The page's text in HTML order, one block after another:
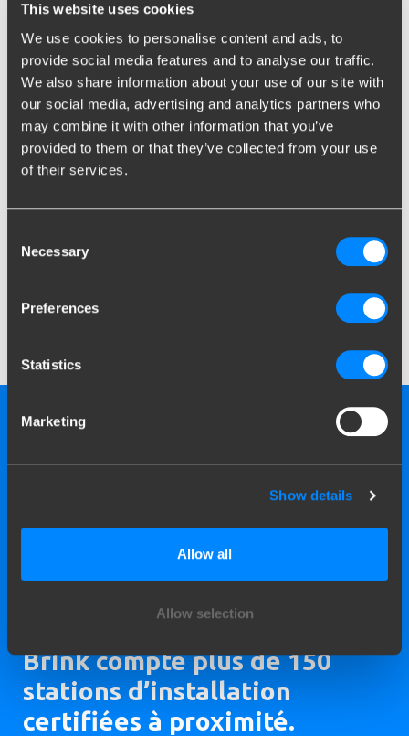
This website uses cookies
We use cookies to personalise content and ads, to
provide social media features and to analyse our traffic.
We also share information about your use of our site with
our social media, advertising and analytics partners who
may combine it with other information that you’ve
provided to them or that they’ve collected from your use
of their services.
Selection
Necessary
Preferences
Statistics
Marketing
Show details
Allow all
Allow selection
vitesse réguliere durant votre trajet. Les arrêts brefs
influencent également la consommation de carburant.
Veillez dans tous les cas arrêter le moteur en cas d’arrêt, et si
vous redémarrez le moteur, faites-le sans donner de gaz, avec
une conduite souple.
Economies de carburant avec
caravane
économies de carburant, il vaut mieux choisir une caravane
aérodynamique. Le modèle le plus avantageux est une caravane
Grâce à ces conseils pratiques, votre conduite en caravane et
Brink compte plus de 150
stations d’installation
certifiées à proximité.